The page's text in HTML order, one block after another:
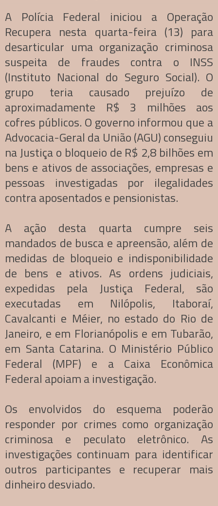
A Polícia Federal iniciou a Operação
Recupera nesta quarta-feira (13) para
desarticular uma organização criminosa
suspeita de fraudes contra o INSS
(Instituto Nacional do Seguro Social). O
grupo teria causado prejuízo de
aproximadamente R$ 3 milhões aos
cofres públicos. O governo informou que a
Advocacia-Geral da União (AGU) conseguiu
na Justiça o bloqueio de R$ 2,8 bilhões em
bens e ativos de associações, empresas e
pessoas investigadas por ilegalidades
contra aposentados e pensionistas.
A ação desta quarta cumpre seis
mandados de busca e apreensão, além de
medidas de bloqueio e indisponibilidade
de bens e ativos. As ordens judiciais,
expedidas pela Justiça Federal, são
executadas em Nilópolis, Itaboraí,
Cavalcanti e Méier, no estado do Rio de
Janeiro, e em Florianópolis e em Tubarão,
em Santa Catarina. O Ministério Público
Federal (MPF) e a Caixa Econômica
Federal apoiam a investigação.
Os envolvidos do esquema poderão
responder por crimes como organização
criminosa e peculato eletrônico. As
investigações continuam para identificar
outros participantes e recuperar mais
dinheiro desviado.